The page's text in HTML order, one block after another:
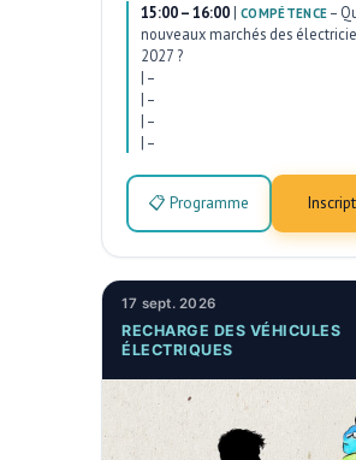
15:00 – 16:00 | COMPÉTENCE –
nouveaux marchés des
2027 ?
| –
| –
| –
| –
📋 Programme
17 sept. 2026
RECHARGE DES VÉHICULES
ÉLECTRIQUES